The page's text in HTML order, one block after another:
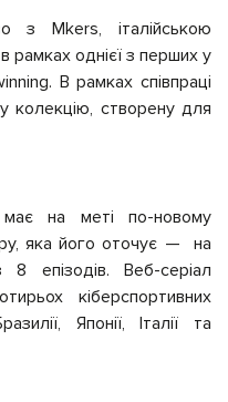
з Mkers, італійською
рамках однієї з перших у
В рамках співпраці
колекцію, створену для
на меті по-новому
яка його оточує — на
8 епізодів. Веб-серіал
кіберспортивних
Японії, Італії та